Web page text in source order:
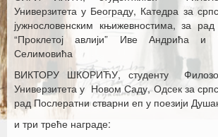
Универзитета у Београду, Катедра за
јужнословенским књижевностима, за
“Проклетој авлији” Иве Андрића и
Селимовића
ВИКТОРУ ШКОРИЋУ, студенту
Универзитета у Новом Саду, Одсек за
рад Послератни стварни еп у поезији
и три треће награде: